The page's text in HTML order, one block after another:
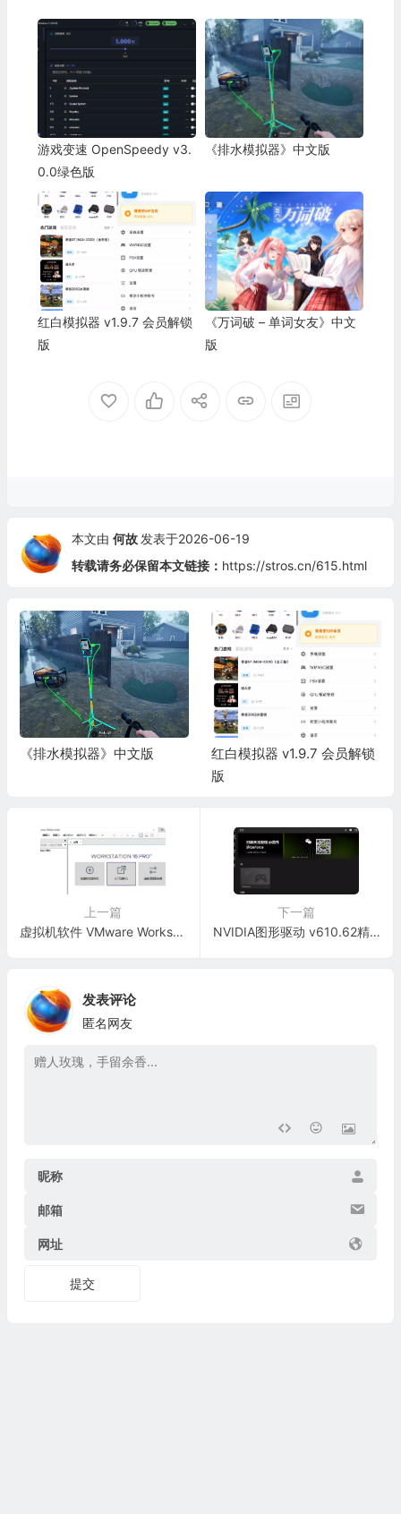
游戏变速 OpenSpeedy v3.
0.0绿色版
《排水模拟器》中文版
红白模拟器 v1.9.7 会员解锁
版
《万词破 – 单词女友》中文
版
本文由 何故 发表于2026-06-19
转载请务必保留本文链接： https://stros.cn/615.html
《排水模拟器》中文版
红白模拟器 v1.9.7 会员解锁
版
上一篇
虚拟机软件 VMware Workstation Pro 26H1精简版
下一篇
NVIDIA图形驱动 v610.62精简版
发表评论
匿名网友
昵称
邮箱
网址
提交